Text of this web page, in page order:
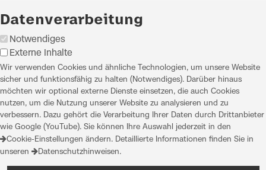
Datenverarbeitung
Notwendiges
Externe Inhalte
Wir verwenden Cookies und ähnliche Technologien, um unsere Website
sicher und funktionsfähig zu halten (Notwendiges). Darüber hinaus
möchten wir optional externe Dienste einsetzen, die auch Cookies
nutzen, um die Nutzung unserer Website zu analysieren und zu
verbessern. Dazu gehört die Verarbeitung Ihrer Daten durch Drittanbieter
wie Google (YouTube). Sie können Ihre Auswahl jederzeit in den
Cookie-Einstellungen ändern. Detaillierte Informationen finden Sie in
unseren
Datenschutzhinweisen.